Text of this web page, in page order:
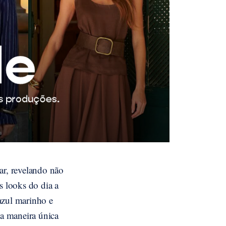
revelando não
looks do dia a
marinho e
maneira única